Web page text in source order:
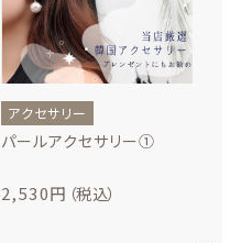
アクセサリー
パールアクセサリー①
2,530円 （税込）
セール